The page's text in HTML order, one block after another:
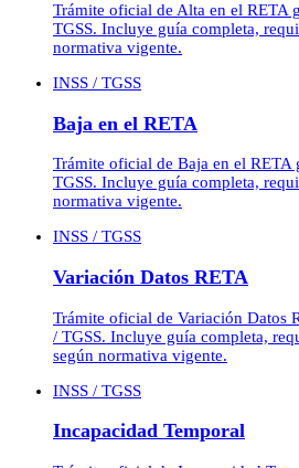
Trámite oficial de Alta en el RETA
TGSS. Incluye guía completa,
normativa vigente.
INSS / TGSS
Baja en el RETA
Trámite oficial de Baja en el RETA
TGSS. Incluye guía completa,
normativa vigente.
INSS / TGSS
Variación Datos RETA
Trámite oficial de Variación Datos
/ TGSS. Incluye guía completa,
según normativa vigente.
INSS / TGSS
Incapacidad Temporal